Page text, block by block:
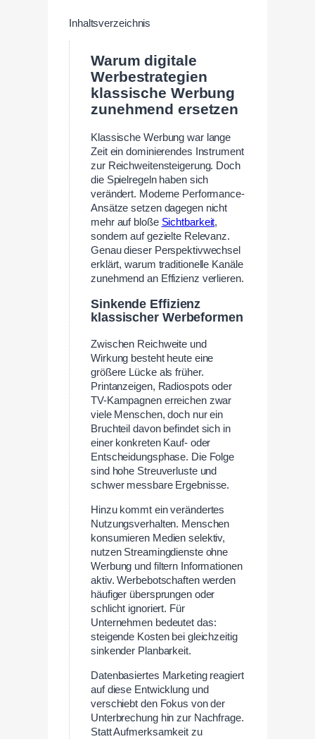
Inhaltsverzeichnis
Warum digitale
Werbestrategien
klassische Werbung
zunehmend ersetzen
Klassische Werbung war lange
Zeit ein dominierendes Instrument
zur Reichweitensteigerung. Doch
die Spielregeln haben sich
verändert. Moderne Performance-
Ansätze setzen dagegen nicht
mehr auf bloße Sichtbarkeit,
sondern auf gezielte Relevanz.
Genau dieser Perspektivwechsel
erklärt, warum traditionelle Kanäle
zunehmend an Effizienz verlieren.
Sinkende Effizienz
klassischer Werbeformen
Zwischen Reichweite und
Wirkung besteht heute eine
größere Lücke als früher.
Printanzeigen, Radiospots oder
TV-Kampagnen erreichen zwar
viele Menschen, doch nur ein
Bruchteil davon befindet sich in
einer konkreten Kauf- oder
Entscheidungsphase. Die Folge
sind hohe Streuverluste und
schwer messbare Ergebnisse.
Hinzu kommt ein verändertes
Nutzungsverhalten. Menschen
konsumieren Medien selektiv,
nutzen Streamingdienste ohne
Werbung und filtern Informationen
aktiv. Werbebotschaften werden
häufiger übersprungen oder
schlicht ignoriert. Für
Unternehmen bedeutet das:
steigende Kosten bei gleichzeitig
sinkender Planbarkeit.
Datenbasiertes Marketing reagiert
auf diese Entwicklung und
verschiebt den Fokus von der
Unterbrechung hin zur Nachfrage.
Statt Aufmerksamkeit zu